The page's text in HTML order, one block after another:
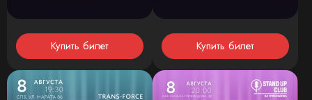
Купить билет Купить билет